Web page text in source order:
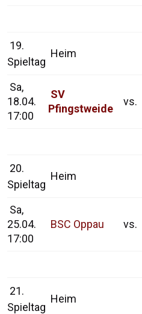
19.
Spieltag
Heim
Sa,
18.04.
17:00
SV
Pfingstweide
vs.
20.
Spieltag
Heim
Sa,
25.04.
17:00
BSC Oppau vs.
21.
Spieltag
Heim